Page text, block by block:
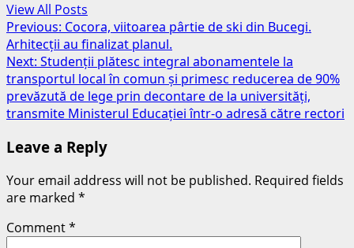
View All Posts
Post
navigation
Previous: Cocora, viitoarea pârtie de ski din Bucegi.
Arhitecții au finalizat planul.
Next: Studenții plătesc integral abonamentele la
transportul local în comun și primesc reducerea de 90%
prevăzută de lege prin decontare de la universități,
transmite Ministerul Educației într-o adresă către rectori
Leave a Reply
Your email address will not be published. Required fields
are marked *
Comment*